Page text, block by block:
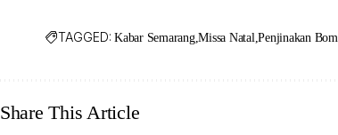
TAGGED: Kabar Semarang Missa Natal Penjinakan Bom
Share This Article